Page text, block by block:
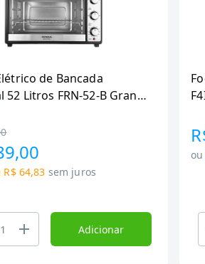
de Bancada
52 Litros FRN-52-B Grand
R$ 64,83 sem juros
Adicionar
ou